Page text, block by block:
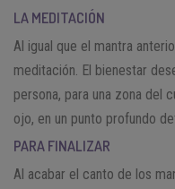
LA MEDITACIÓN
Al igual que el mantra
meditación. El bienestar
persona, para una zona del
ojo, en un punto profundo
PARA FINALIZAR
Al acabar el canto de los